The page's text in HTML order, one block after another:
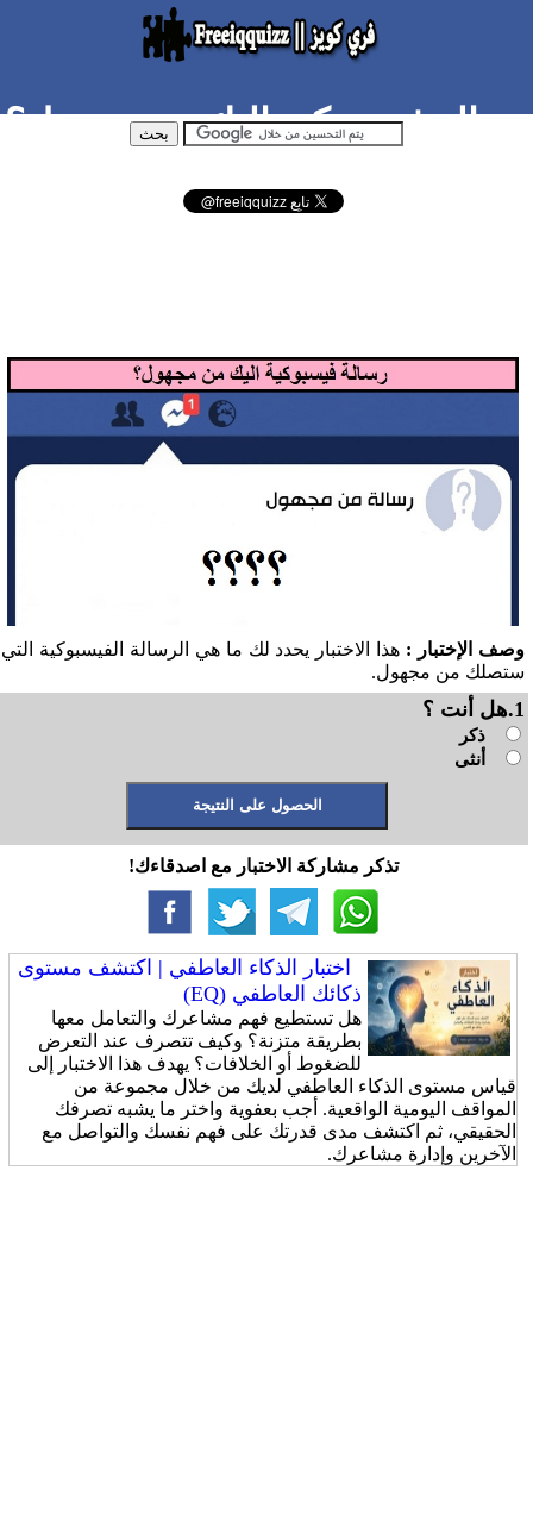
رسالة فيسبوكية اليك من مجهول؟
وصف الإختبار : هذا الاختبار يحدد لك ما هي الرسالة الفيسبوكية التي
ستصلك من مجهول.
1.هل أنت ؟
ذكر
أنثى
تذكر مشاركة الاختبار مع اصدقاءك!
اختبار الذكاء العاطفي | اكتشف مستوى
ذكائك العاطفي (EQ)
هل تستطيع فهم مشاعرك والتعامل معها
بطريقة متزنة؟ وكيف تتصرف عند التعرض
للضغوط أو الخلافات؟ يهدف هذا الاختبار إلى
قياس مستوى الذكاء العاطفي لديك من خلال مجموعة من
المواقف اليومية الواقعية. أجب بعفوية واختر ما يشبه تصرفك
الحقيقي، ثم اكتشف مدى قدرتك على فهم نفسك والتواصل مع
الآخرين وإدارة مشاعرك.